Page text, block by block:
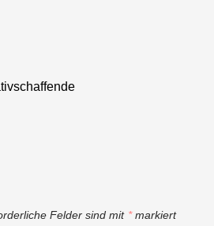
Felder sind mit *markiert